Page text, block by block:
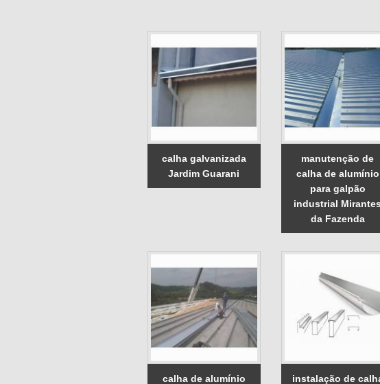
calha galvanizada
Jardim Guarani
manutenção de
calha de alumínio
para galpão
industrial Mirantes
da Fazenda
calha de alumínio
instalação de